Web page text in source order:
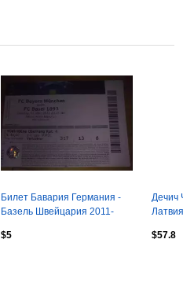
Билет Бавария Германия -
Базель Швейцария 2011-
$5
Дечич
$57.8